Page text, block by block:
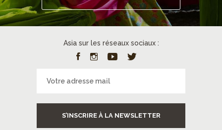
Asia sur les réseaux sociaux :
S’INSCRIRE À LA NEWSLETTER